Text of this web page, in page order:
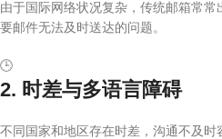
由于国际网络状况复杂，传统邮箱常
要邮件无法及时送达的问题。
🕒
2. 时差与多语言障碍
不同国家和地区存在时差，沟通不及